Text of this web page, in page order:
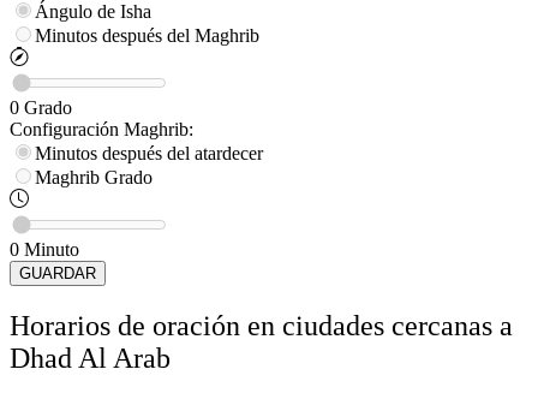
Ángulo de Isha
Minutos después del Maghrib
0 Grado
Configuración Maghrib:
Minutos después del atardecer
Maghrib Grado
0 Minuto
GUARDAR
Horarios de oración en ciudades cercanas a
Dhad Al Arab